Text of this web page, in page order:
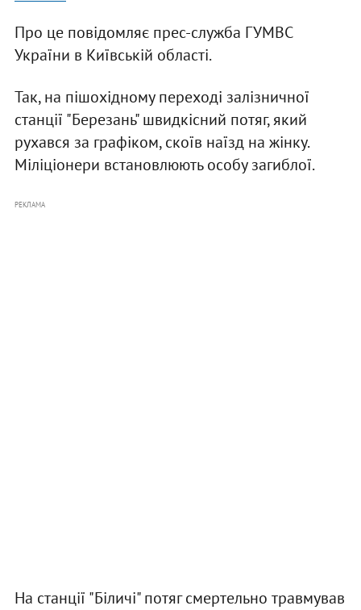
Про це повідомляє прес-служба ГУМВС
України в Київській області.
Так, на пішохідному переході залізничної
станції "Березань" швидкісний потяг, який
рухався за графіком, скоїв наїзд на жінку.
Міліціонери встановлюють особу загиблої.
РЕКЛАМА
На станції "Біличі" потяг смертельно травмував